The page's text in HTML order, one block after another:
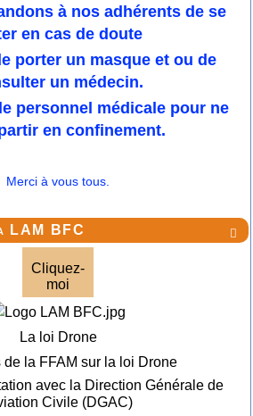
à nos adhérents de se
en cas de doute
porter un masque et ou de
un médecin.
personnel médicale pour ne
en confinement.
Merci à vous tous.

LAM BFC
Cliquez-
moi
La loi Drone
de la FFAM sur la loi Drone
avec la Direction Générale de
Civile (DGAC)